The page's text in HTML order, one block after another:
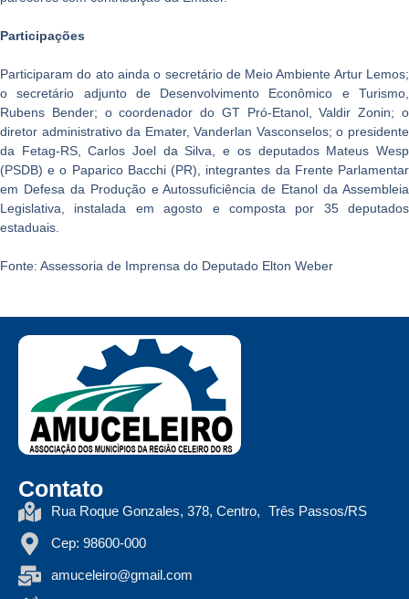
Participações
Participaram do ato ainda o secretário de Meio Ambiente Artur Lemos;
o secretário adjunto de Desenvolvimento Econômico e Turismo,
Rubens Bender; o coordenador do GT Pró-Etanol, Valdir Zonin; o
diretor administrativo da Emater, Vanderlan Vasconselos; o presidente
da Fetag-RS, Carlos Joel da Silva, e os deputados Mateus Wesp
(PSDB) e o Paparico Bacchi (PR), integrantes da Frente Parlamentar
em Defesa da Produção e Autossuficiência de Etanol da Assembleia
Legislativa, instalada em agosto e composta por 35 deputados
estaduais.
Fonte: Assessoria de Imprensa do Deputado Elton Weber
Contato
Rua Roque Gonzales, 378, Centro, Três Passos/RS
Cep: 98600-000
amuceleiro@gmail.com